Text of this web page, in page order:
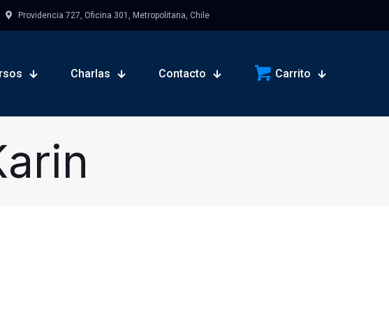
Providencia 727, Oficina 301, Metropolitana, Chile
Charlas Contacto Carrito